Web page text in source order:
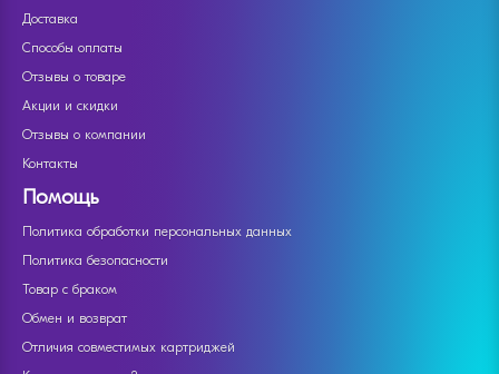
Доставка
Способы оплаты
Отзывы о товаре
Акции и скидки
Отзывы о компании
Контакты
Помощь
Политика обработки персональных данных
Политика безопасности
Товар с браком
Обмен и возврат
Отличия совместимых картриджей